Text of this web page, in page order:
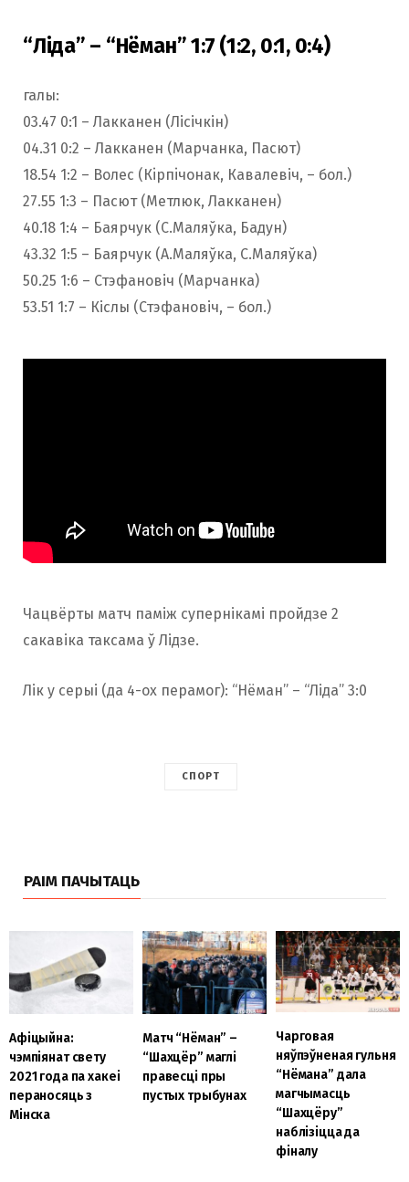
“Ліда” – “Нёман” 1:7 (1:2, 0:1, 0:4)
галы:
03.47 0:1 – Лакканен (Лісічкін)
04.31 0:2 – Лакканен (Марчанка, Пасют)
18.54 1:2 – Волес (Кiрпiчонак, Кавалевіч, – бол.)
27.55 1:3 – Пасют (Метлюк, Лакканен)
40.18 1:4 – Баярчук (С.Маляўка, Бадун)
43.32 1:5 – Баярчук (А.Маляўка, С.Маляўка)
50.25 1:6 – Стэфановіч (Марчанка)
53.51 1:7 – Кіслы (Стэфановіч, – бол.)
Чацвёрты матч паміж супернікамі пройдзе 2
сакавіка таксама ў Лідзе.
Лік у серыі (да 4-ох перамог): “Нёман” – “Ліда” 3:0
СПОРТ
РАІМ ПАЧЫТАЦЬ
Афіцыйна:
чэмпіянат свету
2021 года па хакеі
пераносяць з
Мінска
Матч “Нёман” –
“Шахцёр” маглі
правесці пры
пустых трыбунах
Чарговая
няўпэўненая гульня
“Нёмана” дала
магчымасць
“Шахцёру”
наблізіцца да
фіналу